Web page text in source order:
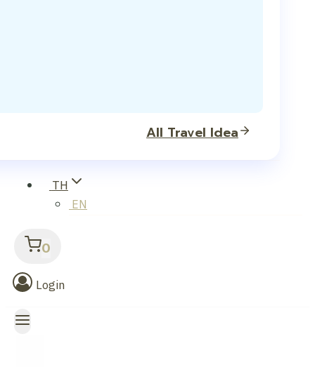
All Travel Idea
TH
EN
0
Login